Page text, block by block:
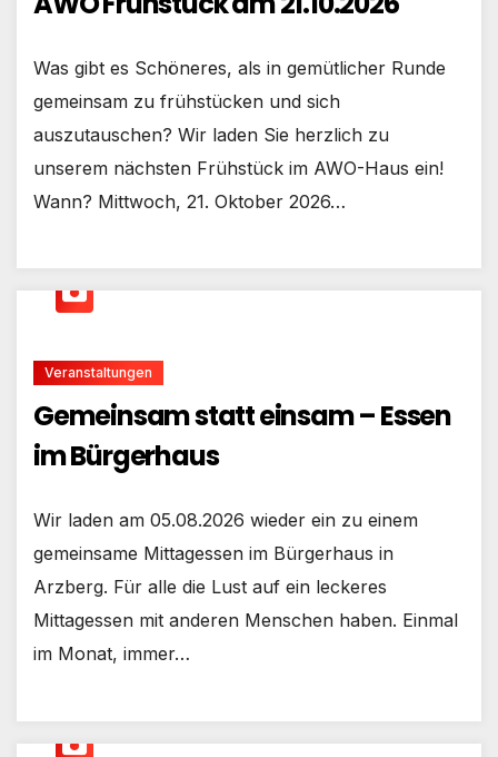
Was gibt es Schöneres, als in gemütlicher Runde
gemeinsam zu frühstücken und sich
auszutauschen? Wir laden Sie herzlich zu
unserem nächsten Frühstück im AWO-Haus ein!
Wann? Mittwoch, 21. Oktober 2026…
Veranstaltungen
Gemeinsam statt einsam – Essen
im Bürgerhaus
Wir laden am 05.08.2026 wieder ein zu einem
gemeinsame Mittagessen im Bürgerhaus in
Arzberg. Für alle die Lust auf ein leckeres
Mittagessen mit anderen Menschen haben. Einmal
im Monat, immer…